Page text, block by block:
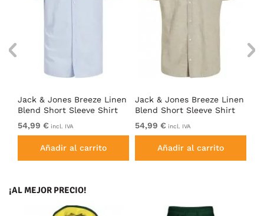
Jack & Jones Breeze Linen
Blend Short Sleeve Shirt
Chambray Blue
54,99 € incl. IVA
Añadir al carrito
Jack & Jones Breeze Linen
Blend Short Sleeve Shirt
Beige
54,99 € incl. IVA
Añadir al carrito
¡AL MEJOR PRECIO!